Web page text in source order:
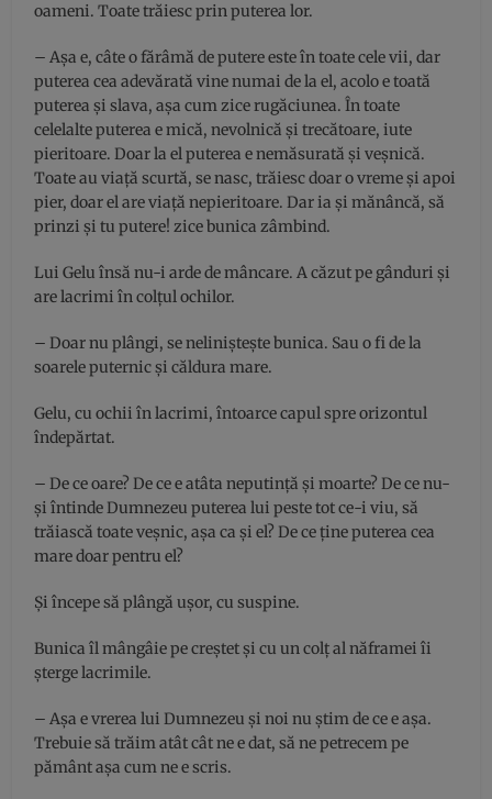
oameni. Toate trăiesc prin puterea lor.
– Așa e, câte o fărâmă de putere este în toate cele vii, dar
puterea cea adevărată vine numai de la el, acolo e toată
puterea și slava, așa cum zice rugăciunea. În toate
celelalte puterea e mică, nevolnică și trecătoare, iute
pieritoare. Doar la el puterea e nemăsurată și veșnică.
Toate au viață scurtă, se nasc, trăiesc doar o vreme și apoi
pier, doar el are viață nepieritoare. Dar ia și mănâncă, să
prinzi și tu putere! zice bunica zâmbind.
Lui Gelu însă nu-i arde de mâncare. A căzut pe gânduri și
are lacrimi în colțul ochilor.
– Doar nu plângi, se neliniștește bunica. Sau o fi de la
soarele puternic și căldura mare.
Gelu, cu ochii în lacrimi, întoarce capul spre orizontul
îndepărtat.
– De ce oare? De ce e atâta neputință și moarte? De ce nu-
și întinde Dumnezeu puterea lui peste tot ce-i viu, să
trăiască toate veșnic, așa ca și el? De ce ține puterea cea
mare doar pentru el?
Și începe să plângă ușor, cu suspine.
Bunica îl mângâie pe creștet și cu un colț al năframei îi
șterge lacrimile.
– Așa e vrerea lui Dumnezeu și noi nu știm de ce e așa.
Trebuie să trăim atât cât ne e dat, să ne petrecem pe
pământ așa cum ne e scris.